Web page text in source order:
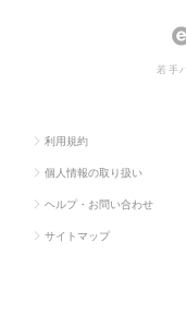
若手
利用規約
個人情報の取り扱い
ヘルプ・お問い合わせ
サイトマップ